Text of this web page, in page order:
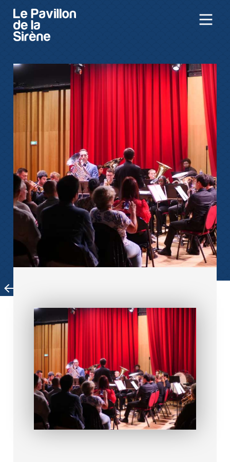
RETOUR SUR LE WEEK
END DE RENTREE
Un immense merci à toutes et tous pour votre
venue et pour vos retours enthousiastes sur ce
week-end de rentrée, qui a marqué l’ouverture
2e saison musicale du Pavillon de la
Sirène!